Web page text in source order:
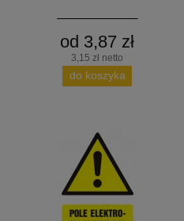
od 3,87 zł
3,15 zł netto
do koszyka